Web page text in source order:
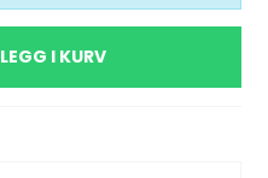
LEGG I KURV